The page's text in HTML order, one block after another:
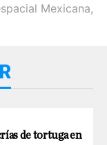
Mexicana,
de tortuga en